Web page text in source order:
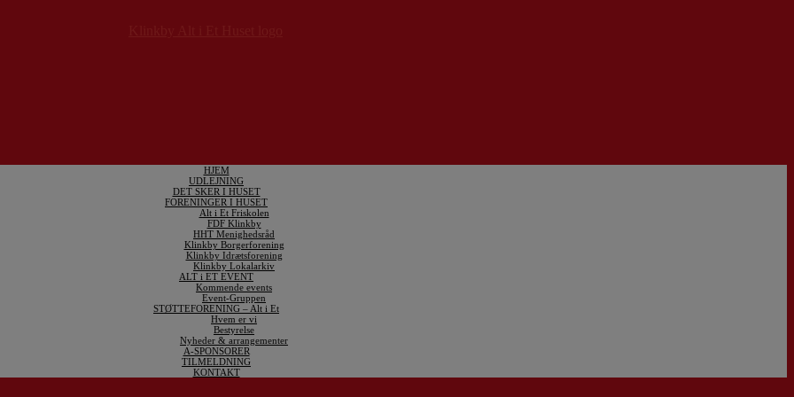
HJEM
UDLEJNING
DET SKER I HUSET
FORENINGER I HUSET
Alt i Et Friskolen
FDF Klinkby
HHT Menighedsråd
Klinkby Borgerforening
Klinkby Idrætsforening
Klinkby Lokalarkiv
ALT i ET EVENT
Kommende events
Event-Gruppen
STØTTEFORENING – Alt i Et
Hvem er vi
Bestyrelse
Nyheder & arrangementer
A-SPONSORER
TILMELDNING
KONTAKT